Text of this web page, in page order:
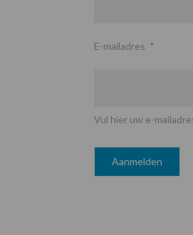
E-mailadres *
Vul hier uw e-